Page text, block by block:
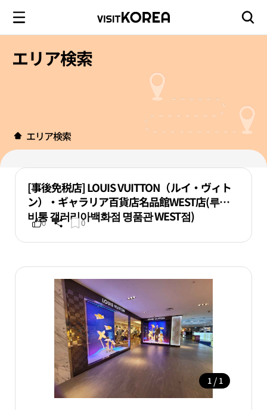
エリア検索
エリア検索
[事後免税店] LOUIS VUITTON（ルイ・ヴィト
ン）・ギャラリア百貨店名品館WEST店(루이
비통 갤러리아백화점 명품관 WEST점)
0 0
1 / 1